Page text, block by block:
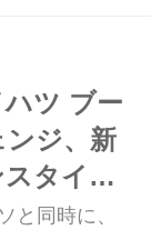
ハツ ブー
ジ、新
タイ
と同時に、